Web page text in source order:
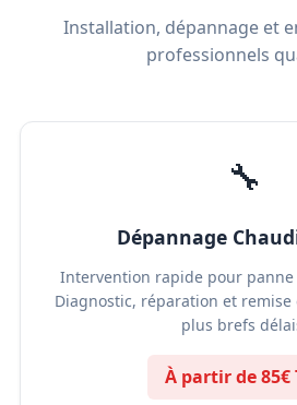
Installation, dépannage et
professionnels
🔧
Dépannage
Intervention rapide pour panne
Diagnostic, réparation et remise
plus brefs
À partir de 85€